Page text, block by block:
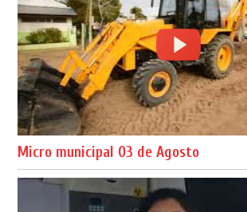
Micro municipal 03 de Agosto